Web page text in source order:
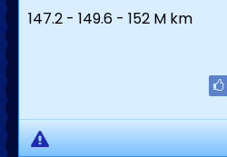
147.2 - 149.6 - 152 M km